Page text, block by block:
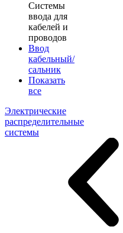
Системы
ввода для
кабелей и
проводов
Ввод
кабельный/
сальник
Показать
все
Электрические
распределительные
системы